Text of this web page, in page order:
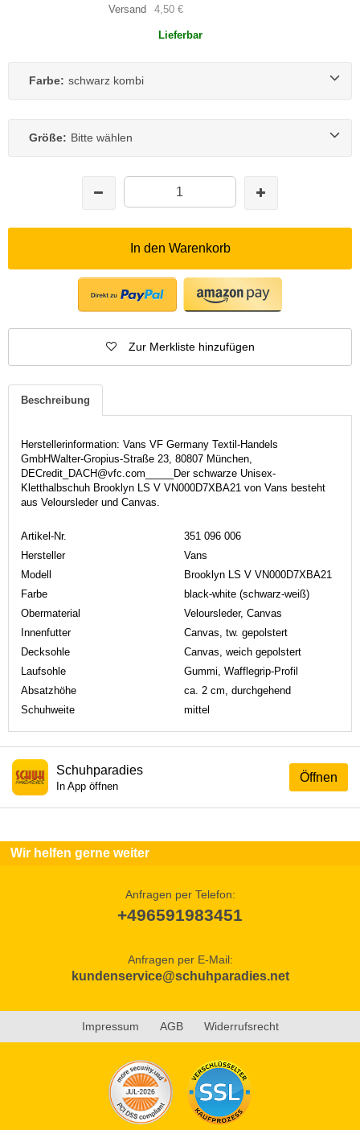
Versand 4,50 €
Lieferbar
Farbe: schwarz kombi
Größe: Bitte wählen
In den Warenkorb
Zur Merkliste hinzufügen
Beschreibung
Herstellerinformation: Vans VF Germany Textil-Handels
GmbHWalter-Gropius-Straße 23, 80807 München,
DECredit_DACH@vfc.com_____Der schwarze Unisex-
Kletthalbschuh Brooklyn LS V VN000D7XBA21 von Vans besteht
aus Veloursleder und Canvas.
Artikel-Nr.
351 096 006
Hersteller
Vans
Modell
Brooklyn LS V VN000D7XBA21
Farbe
black-white (schwarz-weiß)
Obermaterial
Veloursleder, Canvas
Innenfutter
Canvas, tw. gepolstert
Decksohle
Canvas, weich gepolstert
Laufsohle
Gummi, Wafflegrip-Profil
Absatzhöhe
ca. 2 cm, durchgehend
Schuhweite
mittel
Öffnen
Schuhparadies
In App öffnen
Wir helfen gerne weiter
Anfragen per Telefon:
+496591983451
Anfragen per E-Mail:
kundenservice@schuhparadies.net
Impressum AGB Widerrufsrecht